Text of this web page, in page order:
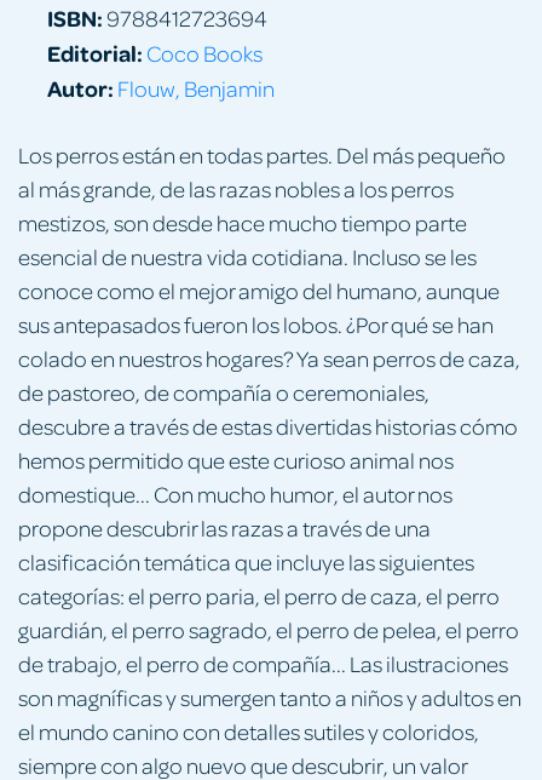
Los perros están en todas partes. Del más pequeño
al más grande, de las razas nobles a los perros
mestizos, son desde hace mucho tiempo parte
esencial de nuestra vida cotidiana. Incluso se les
conoce como el mejor amigo del humano, aunque
sus antepasados fueron los lobos. ¿Por qué se han
colado en nuestros hogares? Ya sean perros de caza,
de pastoreo, de compañía o ceremoniales,
descubre a través de estas divertidas historias cómo
hemos permitido que este curioso animal nos
domestique... Con mucho humor, el autor nos
propone descubrir las razas a través de una
clasificación temática que incluye las siguientes
categorías: el perro paria, el perro de caza, el perro
guardián, el perro sagrado, el perro de pelea, el perro
de trabajo, el perro de compañía... Las ilustraciones
son magníficas y sumergen tanto a niños y adultos en
el mundo canino con detalles sutiles y coloridos,
siempre con algo nuevo que descubrir, un valor
ISBN:9788412723694
Editorial: Coco Books
Autor: Flouw, Benjamin